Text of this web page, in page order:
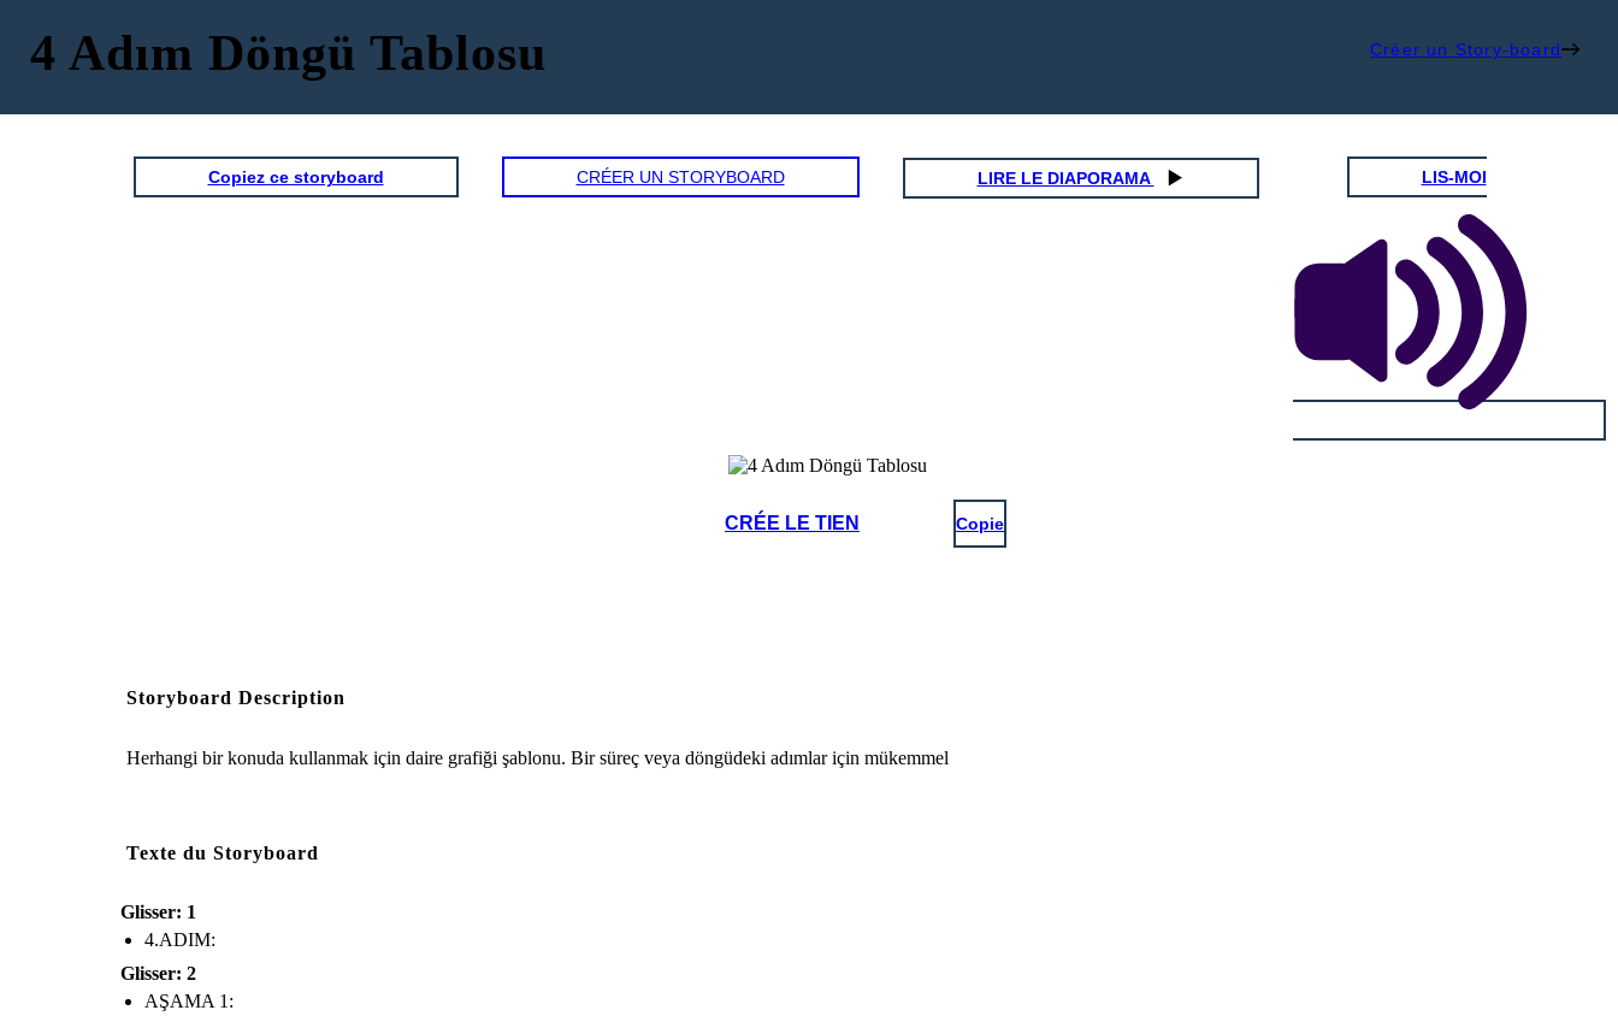
4 Adım Döngü Tablosu Créer un Story-board
Copiez ce storyboard CRÉER UN STORYBOARD LIRE LE DIAPORAMA LIS-MOI
CRÉE LE TIEN Copie
Storyboard Description
Herhangi bir konuda kullanmak için daire grafiği şablonu. Bir süreç veya döngüdeki adımlar için mükemmel
Texte du Storyboard
Glisser: 1
4.ADIM:
Glisser: 2
AŞAMA 1: